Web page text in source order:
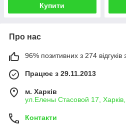
Купити
Про нас
96% позитивних з 274 відгуків
Працює з 29.11.2013
м. Харків
ул.Елены Стасовой 17, Харків,
Контакти